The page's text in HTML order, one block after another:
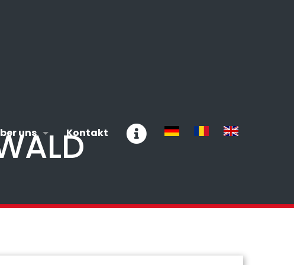
uns Kontakt